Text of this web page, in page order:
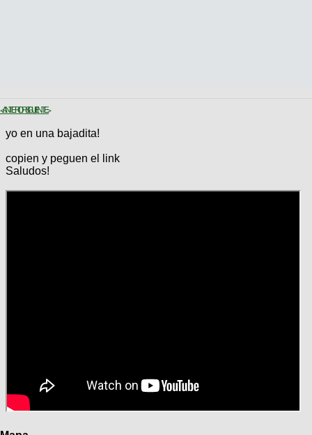
< ANTERIORSIGUIENTE >
yo en una bajadita!
copien y peguen el link
Saludos!